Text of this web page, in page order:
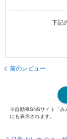
下記
前のレビュー
※自動車SNSサイト「み
にも表示されます。